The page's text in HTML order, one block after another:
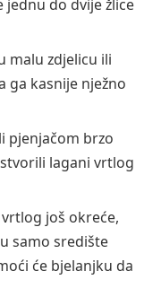
jednu do dvije žlice
malu zdjelicu ili
ga kasnije nježno
pjenjačom brzo
lagani vrtlog
još okreće,
samo središte
će bjelanjku da